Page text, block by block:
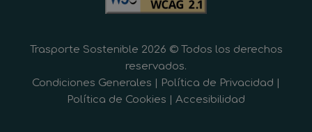
Trasporte Sostenible 2026 © Todos los derechos
reservados.
Condiciones Generales
Política de Privacidad
Política de Cookies
Accesibilidad